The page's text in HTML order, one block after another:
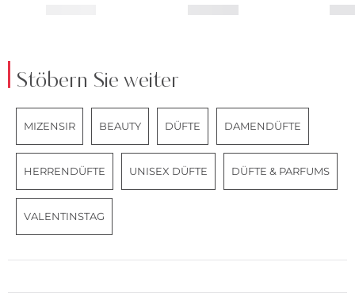
Stöbern Sie weiter
MIZENSIR BEAUTY DÜFTE DAMENDÜFTE
HERRENDÜFTE UNISEX DÜFTE DÜFTE & PARFUMS
VALENTINSTAG